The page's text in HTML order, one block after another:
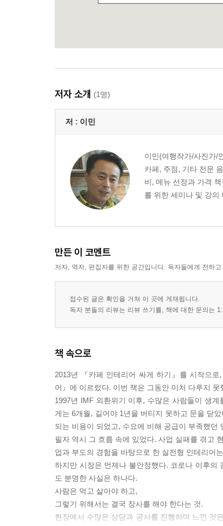
저자 소개 (1명)
저 : 이민
이민(여행작가/사진가/
카페, 주점, 기타 전문
비, 메뉴 선정과 가격
를 위한 세미나 및 강의
만든 이 코멘트
저자, 역자, 편집자를 위한 공간입니다. 독자들에게 전하
접수된 글은 확인을 거쳐 이 곳에 게재됩니다.
독자 분들의 리뷰는 리뷰 쓰기를, 책에 대한 문의는
책 속으로
2013년 『카페 인테리어 싸게 하기』를 시작으
어』에 이르렀다. 이번 책은 그동안 미처 다루지
1997년 IMF 외환위기 이후, 수많은 사람들이 생
게는 6개월, 길어야 1년을 버티지 못하고 문을 닫
되는 비용이 되었고, 수요에 비해 공급이 부족했
필자 역시 그 흐름 속에 있었다. 사업 실패를 겪고
업과 부도의 경험을 바탕으로 한 실전형 인테리어
하지만 시장은 언제나 불안정했다. 코로나 이후의
도 분명한 사실은 하나다.
사람은 먹고 살아야 하고,
그렇기 위해서는 결국 장사를 해야 한다는 것.
현장에서 수많은 상담과 공사를 진행하며 느낀 것